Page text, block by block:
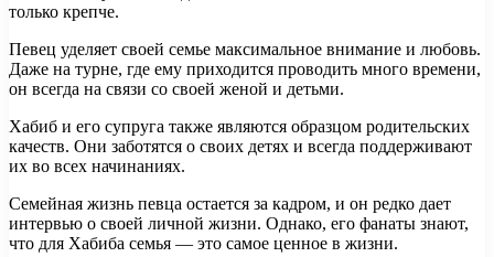
только крепче.
Певец уделяет своей семье максимальное внимание и любовь.
Даже на турне, где ему приходится проводить много времени,
он всегда на связи со своей женой и детьми.
Хабиб и его супруга также являются образцом родительских
качеств. Они заботятся о своих детях и всегда поддерживают
их во всех начинаниях.
Семейная жизнь певца остается за кадром, и он редко дает
интервью о своей личной жизни. Однако, его фанаты знают,
что для Хабиба семья — это самое ценное в жизни.